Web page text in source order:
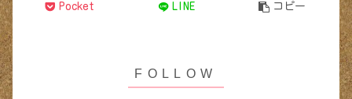
Pocket LINE コピー